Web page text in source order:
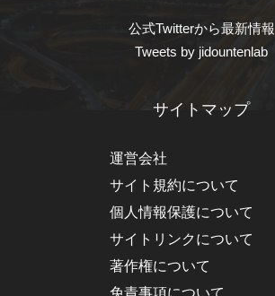
公式Twitterから最新情報
Tweets by jidountenlab
サイトマップ
運営会社
サイト規約について
個人情報保護について
サイトリンクについて
著作権について
免責事項について